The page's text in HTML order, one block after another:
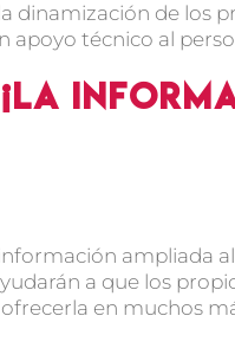
dinamización de los
apoyo técnico al
ampliada
a que los
en muchos